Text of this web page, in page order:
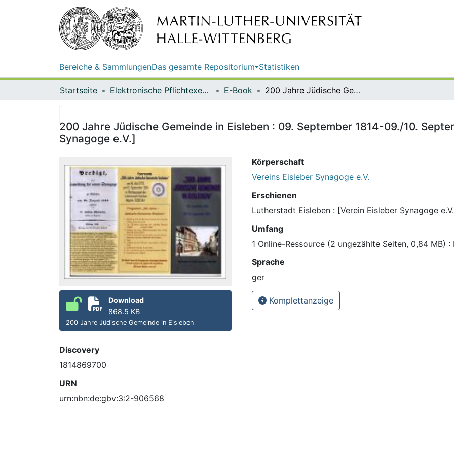
Bereiche & SammlungenDas gesamte Repositorium Statistiken
Startseite Elektronische Pflichtexemplare E-Book 200 Jahre Jüdische Gemeinde in Eisleben : 09. September 1814-09./10. September 2014 / [Verein Eisleber Synagoge e.V.]
200 Jahre Jüdische Gemeinde in Eisleben : 09. September 1814-09./10.
Synagoge e.V.]
Download
868.5 KB
200 Jahre Jüdische Gemeinde in Eisleben
Discovery
1814869700
URN
urn:nbn:de:gbv:3:2-906568
Körperschaft
Vereins Eisleber Synagoge e.V.
Erschienen
Lutherstadt Eisleben : [Verein Eisleber Synagoge
Umfang
1 Online-Ressource (2 ungezählte Seiten, 0,84 MB)
Sprache
ger
Komplettanzeige